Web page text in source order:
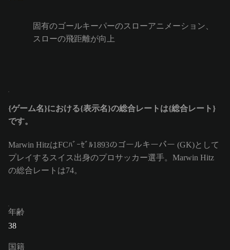
固有のゴールキーパーのスローアニメーション、
スローの飛距離が向上
{ゲーム名}における{表示名}の総合レートは{総合レート}
です。
Marwin HitzはFCﾊﾞｰｾﾞﾙ1893のゴールキーパー (GK)として
プレイするスイス出身のプロサッカー選手。Marwin Hitz
の総合レートは74。
年齢
38
国籍